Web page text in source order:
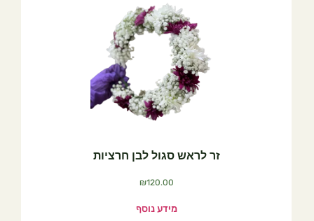
זר לראש סגול לבן חרציות
₪120.00
מידע נוסף